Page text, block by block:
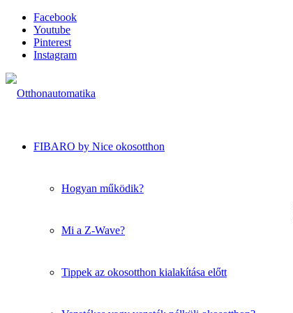
Facebook
Youtube
Pinterest
Instagram
FIBARO by Nice okosotthon
Hogyan működik?
Mi a Z-Wave?
Tippek az okosotthon kialakítása előtt